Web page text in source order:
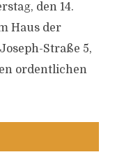
den 14.
Haus der
Straße 5,
ordentlichen